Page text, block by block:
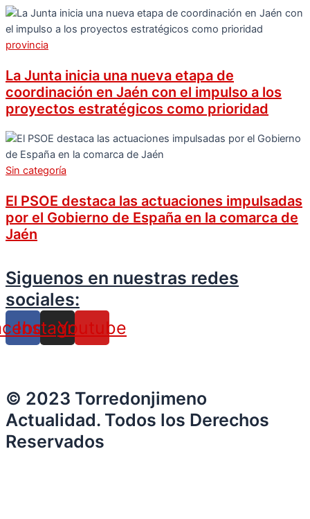
provincia
La Junta inicia una nueva etapa de
coordinación en Jaén con el impulso a los
proyectos estratégicos como prioridad
Sin categoría
El PSOE destaca las actuaciones impulsadas
por el Gobierno de España en la comarca de
Jaén
Siguenos en nuestras redes
sociales:
Instagram
Youtube
© 2023 Torredonjimeno
Actualidad. Todos los Derechos
Reservados